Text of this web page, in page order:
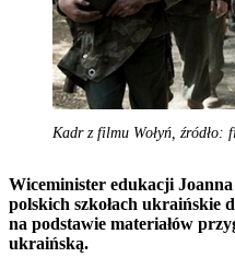
Kadr z filmu Wołyń, źródło:
Wiceminister edukacji
polskich szkołach ukraińskie
na podstawie materiałów
ukraińską.